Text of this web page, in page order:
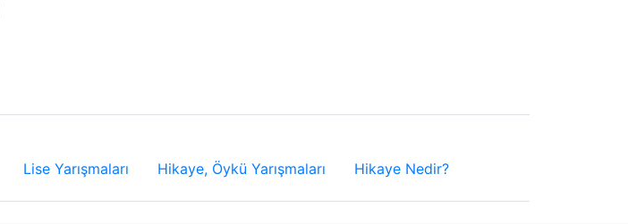
Lise Yarışmaları Hikaye, Öykü Yarışmaları Hikaye Nedir?